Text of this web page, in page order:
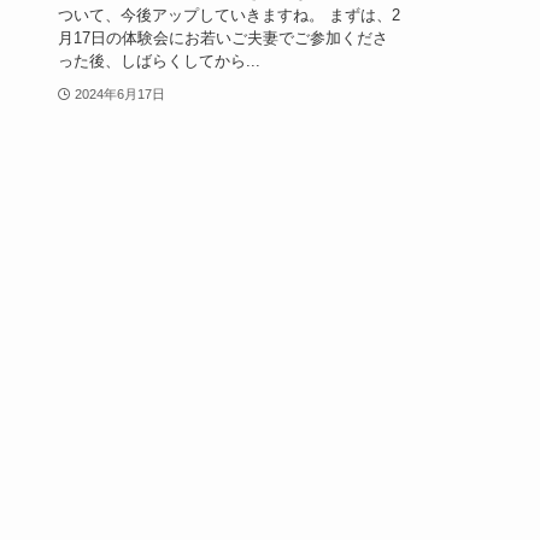
ついて、今後アップしていきますね。 まずは、2
月17日の体験会にお若いご夫妻でご参加くださ
った後、しばらくしてから...
2024年6月17日